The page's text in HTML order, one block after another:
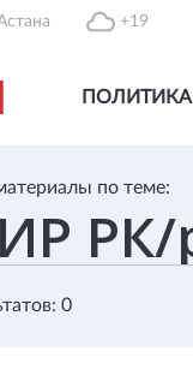
+19
ПОЛИТИКА
по теме:
0